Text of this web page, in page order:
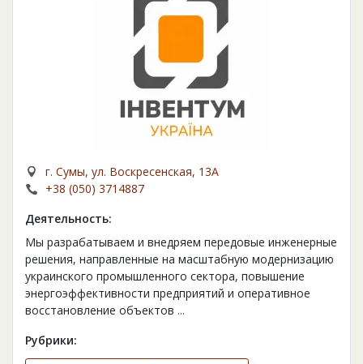
г. Сумы, ул. Воскресенская, 13А
+38 (050) 3714887
Деятельность:
Мы разрабатываем и внедряем передовые инженерные
решения, направленные на масштабную модернизацию
украинского промышленного сектора, повышение
энергоэффективности предприятий и оперативное
восстановление объектов ...
Рубрики: